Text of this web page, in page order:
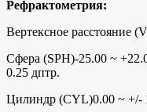
Рефрактометрия:
Вертексное расстояние
Сфера (SРН)-25.00 ~
0.25 дптр.
Цилиндр (СYL)0.00 ~ +/-